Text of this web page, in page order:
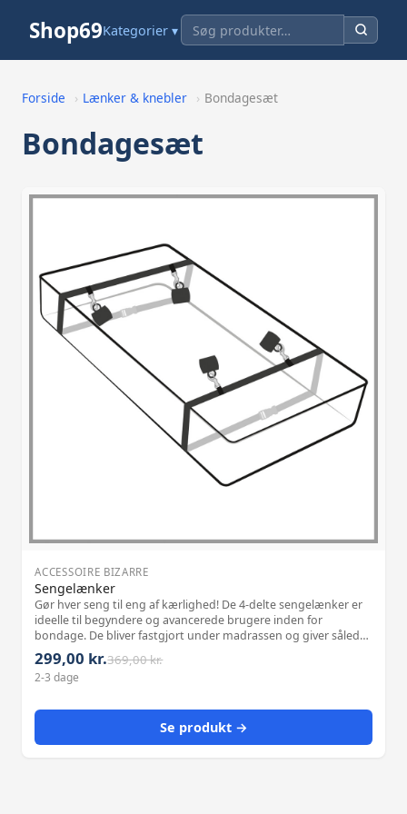
Shop69Kategorier ▾
Forside › Lænker & knebler › Bondagesæt
Bondagesæt
ACCESSOIRE BIZARRE
Sengelænker
Gør hver seng til eng af kærlighed! De 4-delte sengelænker er
ideelle til begyndere og avancerede brugere inden for
bondage. De bliver fastgjort under madrassen og giver således
den perfekte støtte. Karabinetter muliggør let befrielse i
nødsituationer og
299,00 kr.369,00 kr.
2-3 dage
Se produkt →